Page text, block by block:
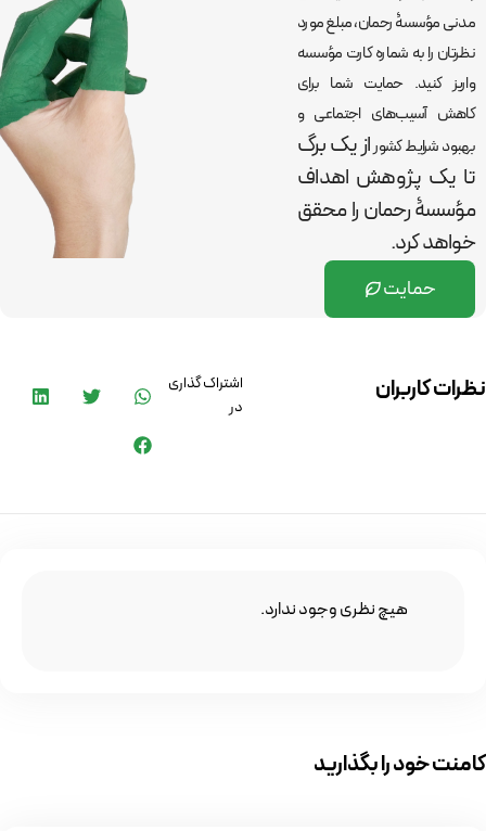
مدنی مؤسسۀ رحمان، مبلغ مورد
نظرتان را به شماره کارت مؤسسه
واریز کنید. حمایت شما برای
کاهش آسیب‌های اجتماعی و
بهبود شرایط کشوراز یک برگ
تا یک پژوهش اهداف
مؤسسۀ رحمان رامحقق
خواهد کرد.
حمایت
نظرات کاربران
اشتراک گذاری
در
هیچ نظری وجود ندارد.
کامنت خود را بگذارید